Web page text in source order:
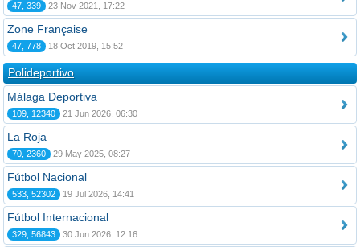
47, 339 23 Nov 2021, 17:22
Zone Française
47, 778 18 Oct 2019, 15:52
Polideportivo
Málaga Deportiva
109, 12340 21 Jun 2026, 06:30
La Roja
70, 2360 29 May 2025, 08:27
Fútbol Nacional
533, 52302 19 Jul 2026, 14:41
Fútbol Internacional
329, 56843 30 Jun 2026, 12:16